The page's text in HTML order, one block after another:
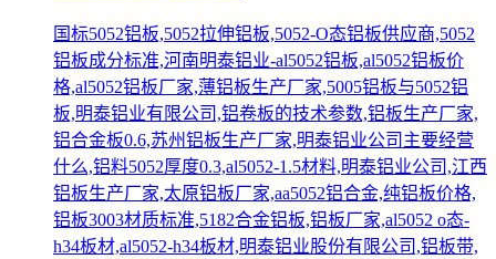
国标5052铝板,5052拉伸铝板,5052-O态铝板供应商,5052
铝板成分标准,河南明泰铝业-al5052铝板,al5052铝板价
格,al5052铝板厂家,薄铝板生产厂家,5005铝板与5052铝
板,明泰铝业有限公司,铝卷板的技术参数,铝板生产厂家,
铝合金板0.6,苏州铝板生产厂家,明泰铝业公司主要经营
什么,铝料5052厚度0.3,al5052-1.5材料,明泰铝业公司,江西
铝板生产厂家,太原铝板厂家,aa5052铝合金,纯铝板价格,
铝板3003材质标准,5182合金铝板,铝板厂家,al5052 o态-
h34板材,al5052-h34板材,明泰铝业股份有限公司,铝板带,